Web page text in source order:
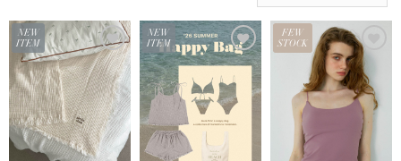
NEW
ITEM
お気
に入
りに
追加
NEW
ITEM
お気
りに
FEW
STOCK
りに
追加